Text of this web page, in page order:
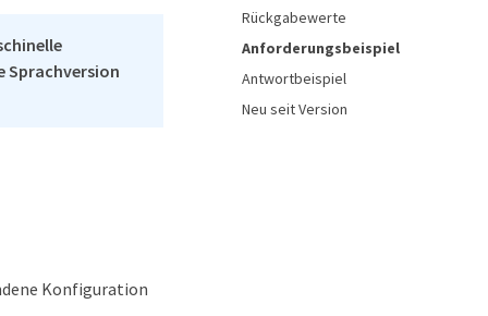
Sprachversion
Konfiguration
Rückgabewerte
Anforderungsbeispiel
Antwortbeispiel
Neu seit Version